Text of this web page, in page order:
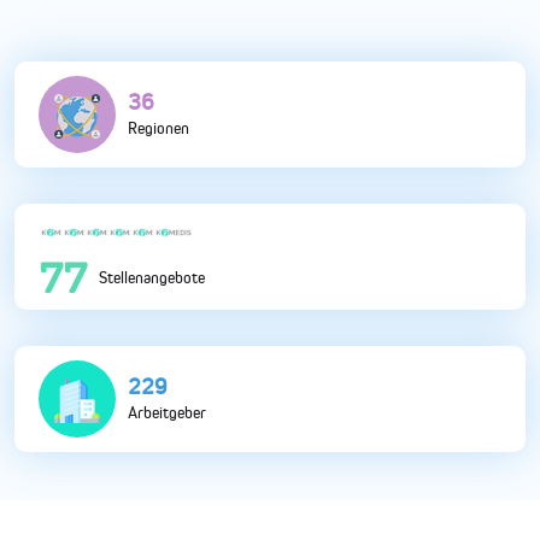
116
Regionen
247 Stellenangebote
731
Arbeitgeber